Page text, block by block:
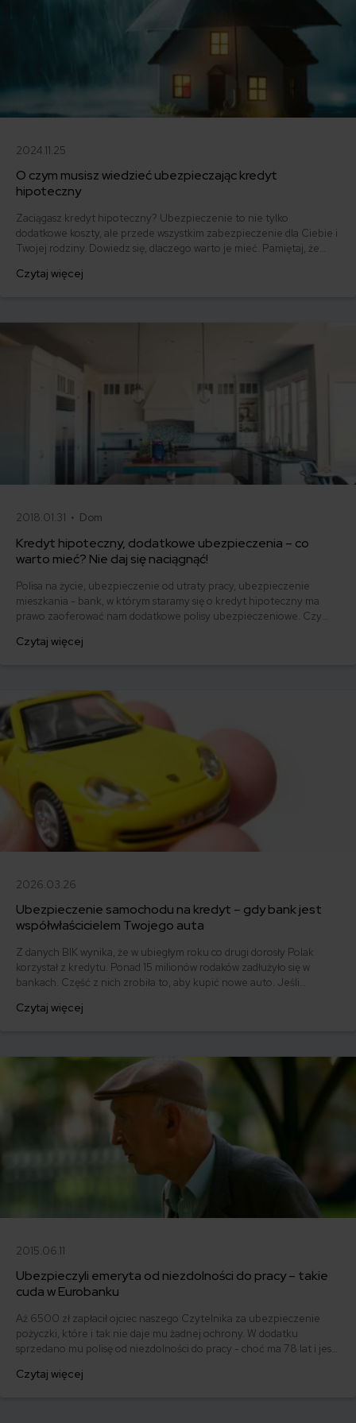
2024.11.25
O czym musisz wiedzieć ubezpieczając kredyt
hipoteczny
Zaciągasz kredyt hipoteczny? Ubezpieczenie to nie tylko
dodatkowe koszty, ale przede wszystkim zabezpieczenie dla Ciebie i
Twojej rodziny. Dowiedz się, dlaczego warto je mieć. Pamiętaj, że
zabezpieczyć, a jednocześnie nie dać się naciągnąć na
Czytaj więcej
2018.01.31 • Dom
Kredyt hipoteczny, dodatkowe ubezpieczenia – co
warto mieć? Nie daj się naciągnąć!
Polisa na życie, ubezpieczenie od utraty pracy, ubezpieczenie
mieszkania - bank, w którym staramy się o kredyt hipoteczny ma
prawo zaoferować nam dodatkowe polisy ubezpieczeniowe. Czy
wiedzieć, co dają nam poszczególne ubezpieczenia, w jaki sposób
Czytaj więcej
2026.03.26
Ubezpieczenie samochodu na kredyt – gdy bank jest
współwłaścicielem Twojego auta
Z danych BIK wynika, że w ubiegłym roku co drugi dorosły Polak
korzystał z kredytu. Ponad 15 milionów rodaków zadłużyło się w
bankach. Część z nich zrobiła to, aby kupić nowe auto. Jeśli
ubezpieczenie samochodu na kredyt.
Czytaj więcej
2015.06.11
Ubezpieczyli emeryta od niezdolności do pracy – takie
cuda w Eurobanku
Aż 6500 zł zapłacił ojciec naszego Czytelnika za ubezpieczenie
pożyczki, które i tak nie daje mu żadnej ochrony. W dodatku
sprzedano mu polisę od niezdolności do pracy - choć ma 78 lat i jest
Czytaj więcej